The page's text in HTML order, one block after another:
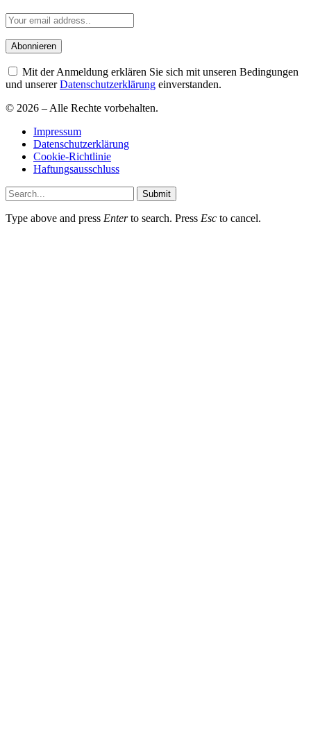
Mit der Anmeldung erklären Sie sich mit unseren Bedingungen
und unsererDatenschutzerklärung einverstanden.
© 2026 – Alle Rechte vorbehalten.
Impressum
Datenschutzerklärung
Cookie-Richtlinie
Haftungsausschluss
Submit
Type above and press Enterto search. Press Esc to cancel.